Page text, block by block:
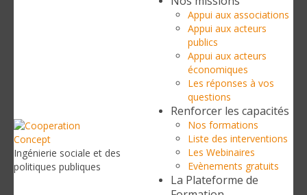
Ingénierie sociale et des
politiques publiques
Appui aux associations
Appui aux acteurs
publics
Appui aux acteurs
économiques
Les réponses à vos
questions
Renforcer les capacités
Nos formations
Liste des interventions
Les Webinaires
Evènements gratuits
La Plateforme de